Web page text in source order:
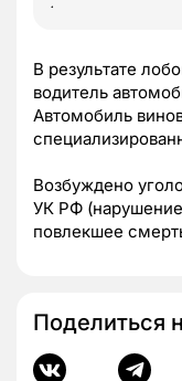
В результате
водитель
Автомобиль
Возбуждено
УК РФ
повлекшее
Поделиться